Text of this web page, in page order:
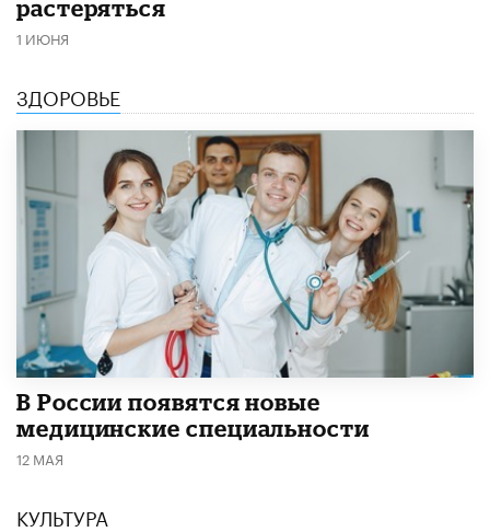
растеряться
1 ИЮНЯ
ЗДОРОВЬЕ
В России появятся новые
медицинские специальности
12 МАЯ
КУЛЬТУРА